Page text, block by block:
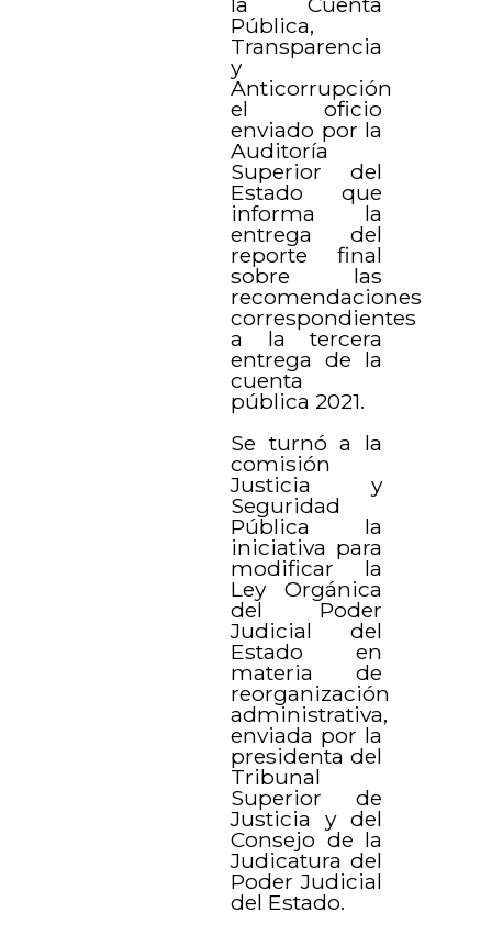
Pública,
Transparencia
y
Anticorrupción
el oficio
enviado por la
Auditoría
Superior del
Estado que
informa la
entrega del
reporte final
sobre las
recomendaciones
correspondientes
a la tercera
entrega de la
cuenta
pública 2021.
Se turnó a la
comisión
Justicia y
Seguridad
Pública la
iniciativa para
modificar la
Ley Orgánica
del Poder
Judicial del
Estado en
materia de
reorganización
administrativa,
enviada por la
presidenta del
Tribunal
Superior de
Justicia y del
Consejo de la
Judicatura del
Poder Judicial
del Estado.